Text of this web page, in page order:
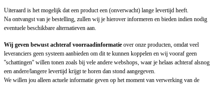
Uiteraard is het mogelijk dat een product een (onverwacht) lange levertijd heeft.
Na ontvangst van je bestelling, zullen wij je hierover informeren en bieden indien nodig
eventuele beschikbare alternatieven aan.
Wij geven bewust achteraf voorraadinformatie over onze producten, omdat veel
leveranciers geen systeem aanbieden om dit te kunnen koppelen en wij vooraf geen
''schattingen'' willen tonen zoals bij vele andere webshops, waar je helaas achteraf alsnog
een andere/langere levertijd krijgt te horen dan stond aangegeven.
We willen jou alleen actuele informatie geven op het moment van verwerking van de